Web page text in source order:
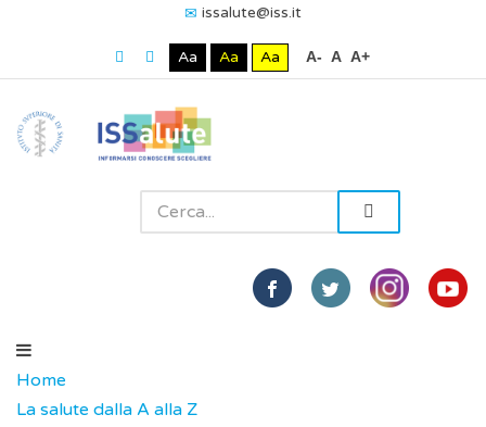
issalute@iss.it
Aa Aa Aa A- A A+
Home
La salute dalla A alla Z